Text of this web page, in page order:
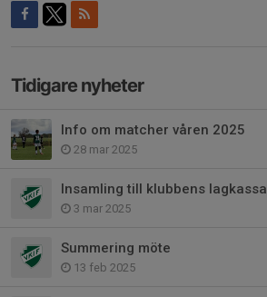
Tidigare nyheter
Info om matcher våren 2025
28 mar 2025
Insamling till klubbens lagkassa
3 mar 2025
Summering möte
13 feb 2025